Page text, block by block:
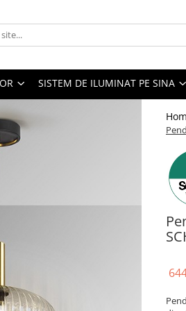
SISTEM DE ILUMINAT PE SINA